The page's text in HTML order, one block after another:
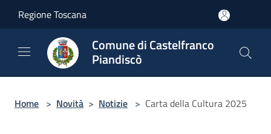
Regione Toscana
Comune di Castelfranco
Piandiscò
Home > Novità > Notizie > Carta della Cultura 2025